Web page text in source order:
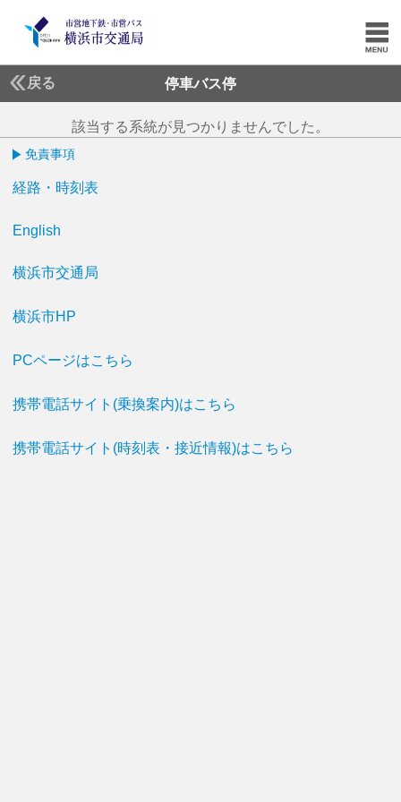
戻る 停車バス停
該当する系統が見つかりませんでした。
免責事項
経路・時刻表
English
横浜市交通局
横浜市HP
PCページはこちら
携帯電話サイト(乗換案内)はこちら
携帯電話サイト(時刻表・接近情報)はこちら